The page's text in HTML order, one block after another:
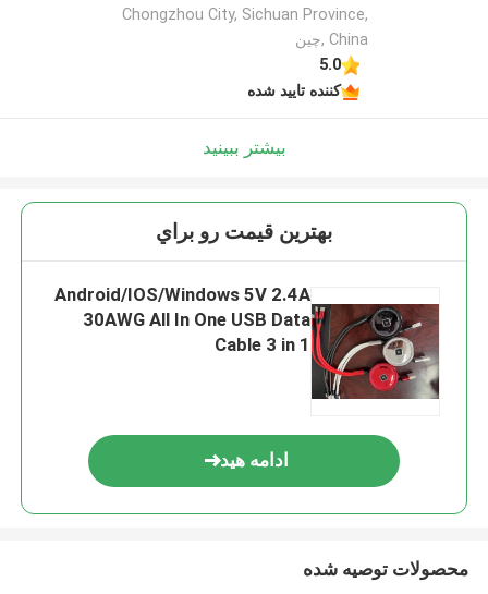
Chongzhou City, Sichuan Province,
China ,چین
5.0
کننده تایید شده
بیشتر ببینید
بهترين قيمت رو براي
Android/IOS/Windows 5V 2.4A
30AWG All In One USB Data
Cable 3 in 1
ادامه هید
محصولات توصیه شده